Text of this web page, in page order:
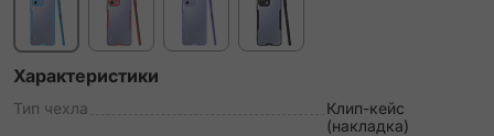
Характеристики
Тип чехла
Клип-кейс
(накладка)